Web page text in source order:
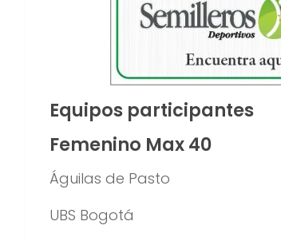
Equipos participantes
Femenino Max 40
Águilas de Pasto
UBS Bogotá